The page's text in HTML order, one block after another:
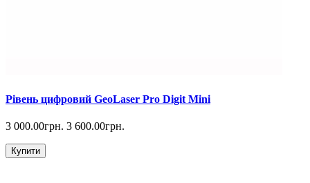
Рівень цифровий GeoLaser Pro Digit Mini
3 000.00грн. 3 600.00грн.
Купити